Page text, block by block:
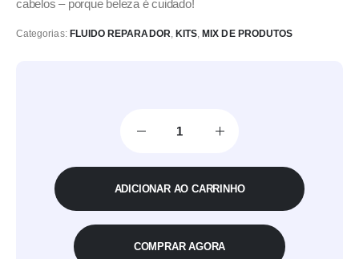
cabelos – porque beleza é cuidado!
Categorias: FLUIDO REPARADOR KITS ,MIX DE PRODUTOS
ADICIONAR AO CARRINHO
COMPRAR AGORA